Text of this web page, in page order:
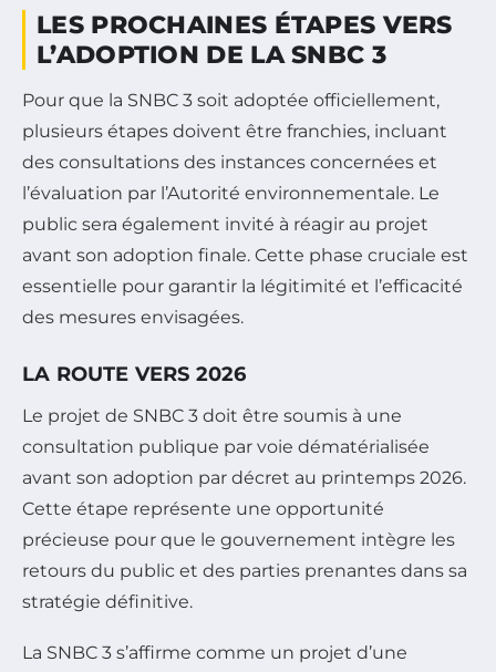
LES PROCHAINES ÉTAPES VERS
L’ADOPTION DE LA SNBC 3
Pour que la SNBC 3 soit adoptée officiellement,
plusieurs étapes doivent être franchies, incluant
des consultations des instances concernées et
l’évaluation par l’Autorité environnementale. Le
public sera également invité à réagir au projet
avant son adoption finale. Cette phase cruciale est
essentielle pour garantir la légitimité et l’efficacité
des mesures envisagées.
LA ROUTE VERS 2026
Le projet de SNBC 3 doit être soumis à une
consultation publique par voie dématérialisée
avant son adoption par décret au printemps 2026.
Cette étape représente une opportunité
précieuse pour que le gouvernement intègre les
retours du public et des parties prenantes dans sa
stratégie définitive.
La SNBC 3 s’affirme comme un projet d’une